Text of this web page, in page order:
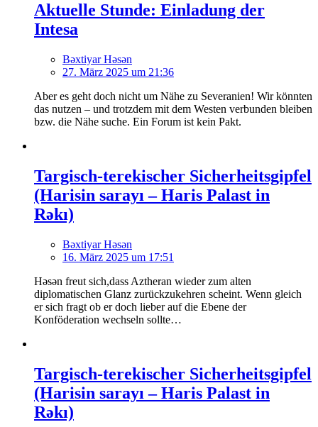
Aktuelle Stunde: Einladung der
Intesa
Bəxtiyar Həsən
27. März 2025 um 21:36
Aber es geht doch nicht um Nähe zu Severanien! Wir könnten
das nutzen – und trotzdem mit dem Westen verbunden bleiben
bzw. die Nähe suche. Ein Forum ist kein Pakt.
Targisch-terekischer Sicherheitsgipfel
(Harisin sarayı – Haris Palast in
Rəkı)
Bəxtiyar Həsən
16. März 2025 um 17:51
Həsən freut sich,dass Aztheran wieder zum alten
diplomatischen Glanz zurückzukehren scheint. Wenn gleich
er sich fragt ob er doch lieber auf die Ebene der
Konföderation wechseln sollte…
Targisch-terekischer Sicherheitsgipfel
(Harisin sarayı – Haris Palast in
Rəkı)